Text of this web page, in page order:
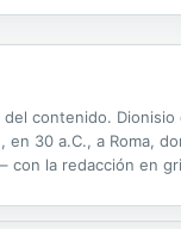
contenido. Dionisio
30 a.C., a Roma,
con la redacción en